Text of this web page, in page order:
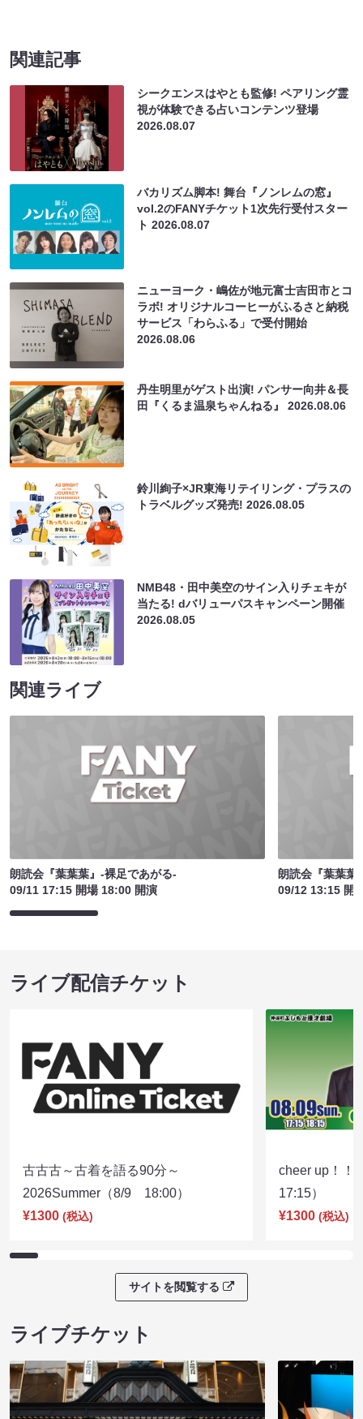
関連記事
シークエンスはやとも監修! ペアリング霊
視が体験できる占いコンテンツ登場
2026.08.07
バカリズム脚本! 舞台『ノンレムの窓』
vol.2のFANYチケット1次先行受付スター
ト2026.08.07
ニューヨーク・嶋佐が地元富士吉田市とコ
ラボ! オリジナルコーヒーがふるさと納税
サービス「わらふる」で受付開始
2026.08.06
丹生明里がゲスト出演! パンサー向井＆長
田『くるま温泉ちゃんねる』2026.08.06
鈴川絢子×JR東海リテイリング・プラスの
トラベルグッズ発売!2026.08.05
NMB48・田中美空のサイン入りチェキが
当たる! dバリューパスキャンペーン開催
2026.08.05
関連ライブ
朗読会『葉葉葉』-裸足であがる-
09/11 17:15 開場 18:00 開演
朗読会『葉葉葉
09/12 13:15 開
ライブ配信チケット
古古古～古着を語る90分～
2026Summer（8/9 18:00）
¥1300 (税込)
cheer up！
17:15）
¥1300 (税込)
サイトを閲覧する
ライブチケット